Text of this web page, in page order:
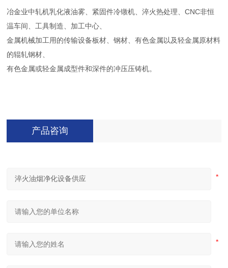
冶金业中轧机乳化液油雾、紧固件冷镦机、淬火热处理、CNC非恒
温车间、工具制造、加工中心、
金属机械加工用的传输设备板材、钢材、有色金属以及轻金属原材料
的辊轧钢材、
有色金属或轻金属成型件和深件的冲压压铸机。
产品咨询